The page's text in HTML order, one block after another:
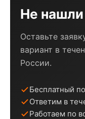
Не
Оставьте
вариант в
России.
Бесплатный
Ответим в
Работаем по